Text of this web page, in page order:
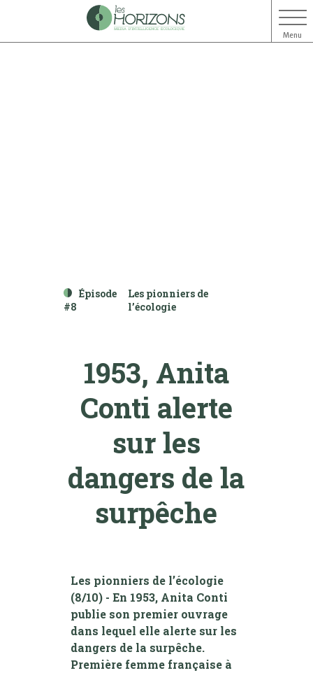
Menu
Épisode
#8
Les pionniers de
l’écologie
1953, Anita
Conti alerte
sur les
dangers de la
surpêche
Les pionniers de l’écologie
(8/10) - En 1953, Anita Conti
publie son premier ouvrage
dans lequel elle alerte sur les
dangers de la surpêche.
Première femme française à